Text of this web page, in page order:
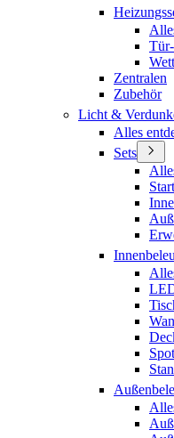
Zentralen
Zubehör
Licht &
Alles
Sets